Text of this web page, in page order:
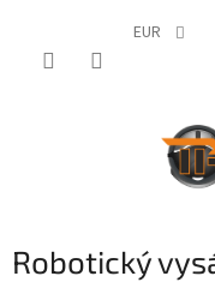
EUR
Robotický